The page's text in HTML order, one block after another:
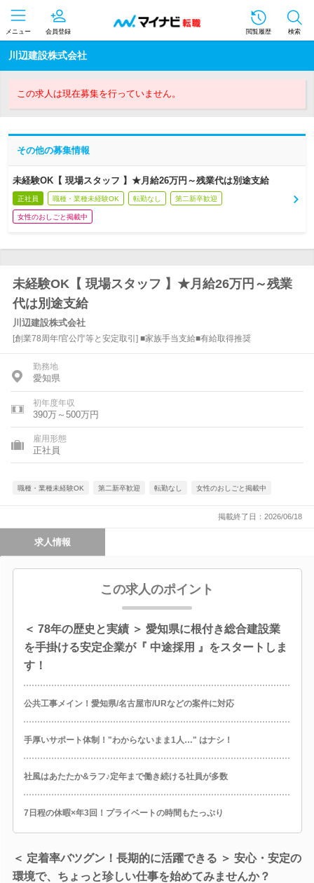
メニュー 会員登録 閲覧履歴 検索
川辺建設株式会社
この求人は現在募集を行っていません。
その他の募集情報
未経験OK【 現場スタッフ 】★月給26万円～残業代は別途支給
正社員 職種・業種未経験OK 転勤なし 第二新卒歓迎
女性のおしごと掲載中
未経験OK【 現場スタッフ 】★月給26万円～残業
代は別途支給
川辺建設株式会社
[創業78周年!官公庁等と安定取引] ■家族手当支給■有給取得推奨
勤務地
愛知県
初年度年収
390万～500万円
雇用形態
正社員
職種・業種未経験OK 第二新卒歓迎 転勤なし 女性のおしごと掲載中
掲載終了日：2026/06/18
求人情報
この求人のポイント
＜ 78年の歴史と実績 ＞ 愛知県に根付き総合建設業
を手掛ける安定企業が『 中途採用 』をスタートしま
す！
公共工事メイン！愛知県/名古屋市/URなどの案件に対応
手厚いサポート体制！"わからないまま1人…" はナシ！
社風はあたたか&ラフ♪定年まで働き続ける社員が多数
7日程の休暇×年3回！プライベートの時間もたっぷり
＜ 定着率バツグン！長期的に活躍できる ＞ 安心・安定の
環境で、ちょっと珍しい仕事を始めてみませんか？